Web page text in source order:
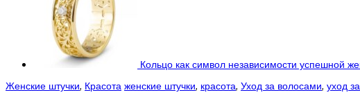
Кольцо как символ независимости успешной
Женские штучки, Красота женские штучки, красота, Уход за волосами, уход